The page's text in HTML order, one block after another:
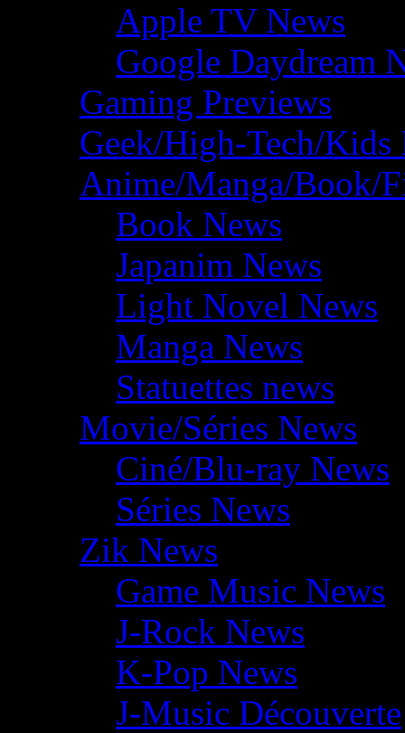
Apple TV News
Google Daydream
Gaming Previews
Geek/High-Tech/Kids
Anime/Manga/Book/
Book News
Japanim News
Light Novel News
Manga News
Statuettes news
Movie/Séries News
Ciné/Blu-ray News
Séries News
Zik News
Game Music News
J-Rock News
K-Pop News
J-Music Découverte